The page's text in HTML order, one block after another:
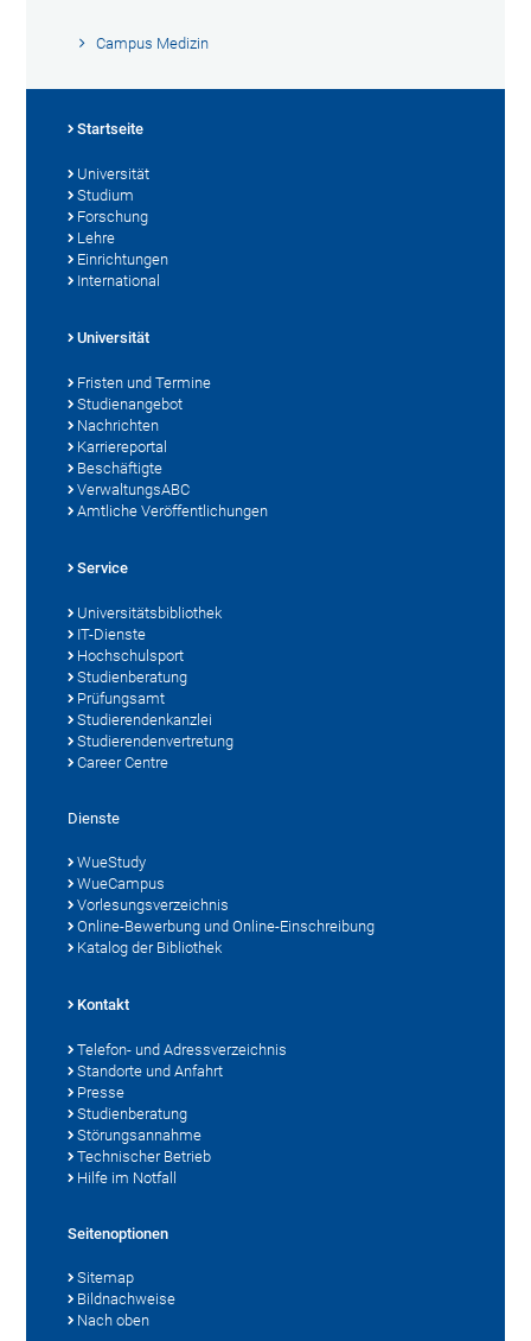
Campus Medizin
Startseite
Universität
Studium
Forschung
Lehre
Einrichtungen
International
Universität
Fristen und Termine
Studienangebot
Nachrichten
Karriereportal
Beschäftigte
VerwaltungsABC
Amtliche Veröffentlichungen
Service
Universitätsbibliothek
IT-Dienste
Hochschulsport
Studienberatung
Prüfungsamt
Studierendenkanzlei
Studierendenvertretung
Career Centre
Dienste
WueStudy
WueCampus
Vorlesungsverzeichnis
Online-Bewerbung und Online-Einschreibung
Katalog der Bibliothek
Kontakt
Telefon- und Adressverzeichnis
Standorte und Anfahrt
Presse
Studienberatung
Störungsannahme
Technischer Betrieb
Hilfe im Notfall
Seitenoptionen
Sitemap
Bildnachweise
Nach oben